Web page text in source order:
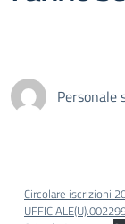
Personale
Circolare iscrizioni